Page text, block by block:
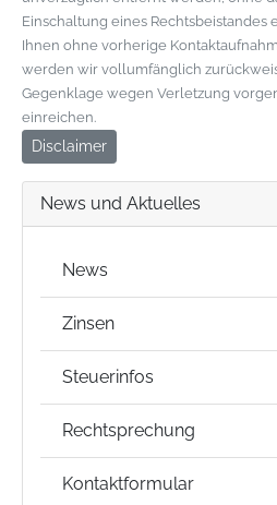
Einschaltung eines Rechtsbeistandes
Ihnen ohne vorherige
werden wir vollumfänglich
Gegenklage wegen Verletzung
einreichen.
Disclaimer
News und Aktuelles
News
Zinsen
Steuerinfos
Rechtsprechung
Kontaktformular